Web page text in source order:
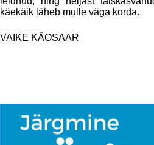
käekäik läheb mulle väga korda.
VAIKE KÄOSAAR